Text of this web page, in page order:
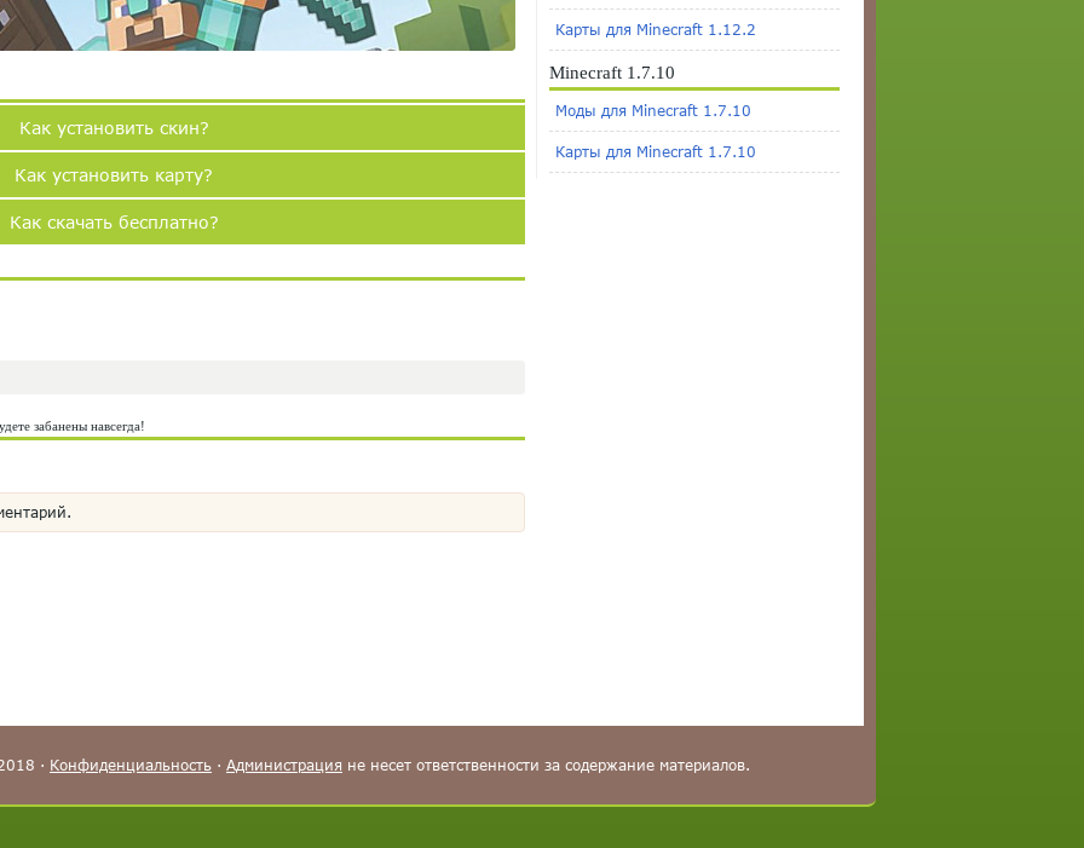
Как установить скин?
Как установить карту?
Как скачать бесплатно?
забанены навсегда!
Карты для Minecraft 1.12.2
Minecraft 1.7.10
Моды для Minecraft 1.7.10
Карты для Minecraft 1.7.10
· Конфиденциальность · Администрация не несет ответственности за содержание материалов.